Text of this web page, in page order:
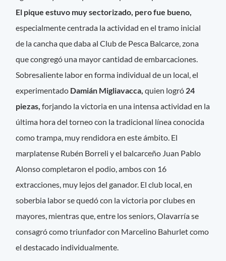
El pique estuvo muy sectorizado, pero fue bueno,
especialmente centrada la actividad en el tramo inicial
de la cancha que daba al Club de Pesca Balcarce, zona
que congregó una mayor cantidad de embarcaciones.
Sobresaliente labor en forma individual de un local, el
experimentado Damián Migliavacca, quien logró 24
piezas, forjando la victoria en una intensa actividad en la
última hora del torneo con la tradicional línea conocida
como trampa, muy rendidora en este ámbito. El
marplatense Rubén Borreli y el balcarceño Juan Pablo
Alonso completaron el podio, ambos con 16
extracciones, muy lejos del ganador. El club local, en
soberbia labor se quedó con la victoria por clubes en
mayores, mientras que, entre los seniors, Olavarría se
consagró como triunfador con Marcelino Bahurlet como
el destacado individualmente.